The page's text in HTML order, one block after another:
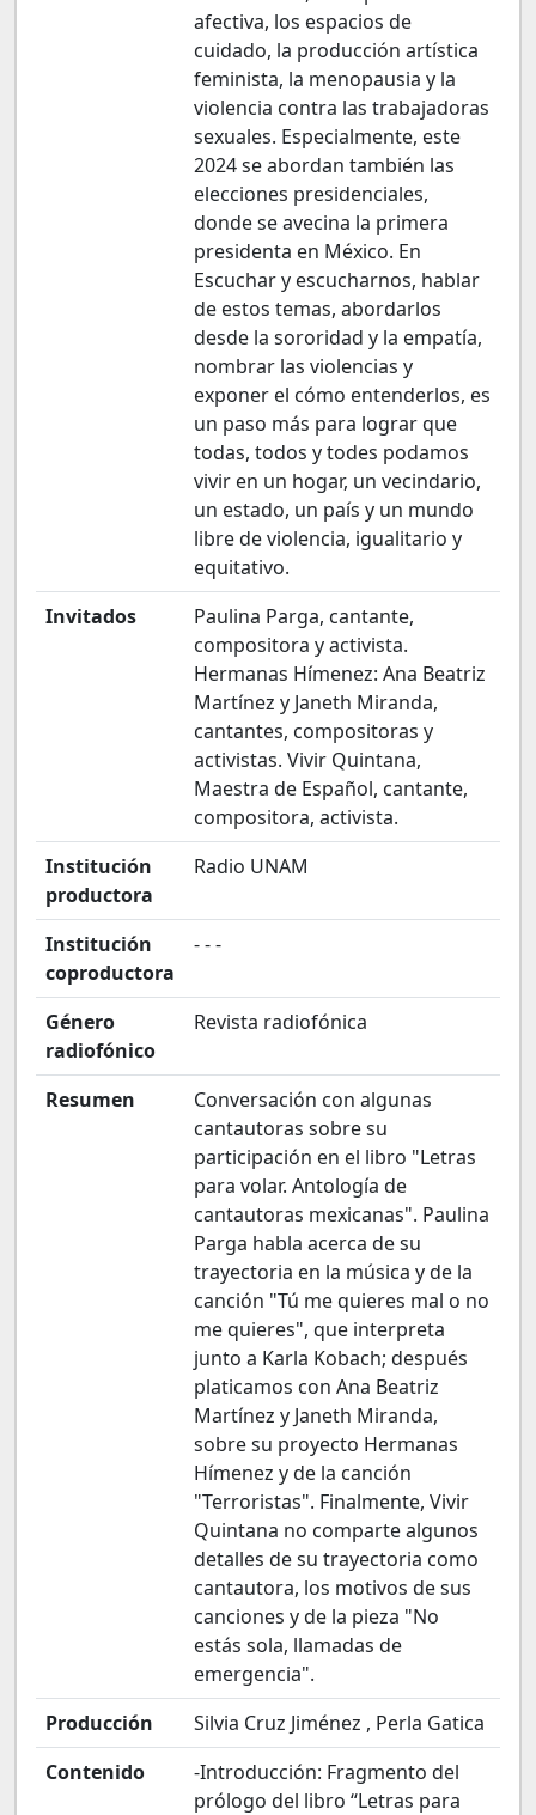
afectiva, los espacios de
cuidado, la producción artística
feminista, la menopausia y la
violencia contra las trabajadoras
sexuales. Especialmente, este
2024 se abordan también las
elecciones presidenciales,
donde se avecina la primera
presidenta en México. En
Escuchar y escucharnos, hablar
de estos temas, abordarlos
desde la sororidad y la empatía,
nombrar las violencias y
exponer el cómo entenderlos, es
un paso más para lograr que
todas, todos y todes podamos
vivir en un hogar, un vecindario,
un estado, un país y un mundo
libre de violencia, igualitario y
equitativo.
Invitados
Paulina Parga, cantante,
compositora y activista.
Hermanas Hímenez: Ana Beatriz
Martínez y Janeth Miranda,
cantantes, compositoras y
activistas. Vivir Quintana,
Maestra de Español, cantante,
compositora, activista.
Institución
productora
Radio UNAM
Institución
coproductora
- - -
Género
radiofónico
Revista radiofónica
Resumen
Conversación con algunas
cantautoras sobre su
participación en el libro "Letras
para volar. Antología de
cantautoras mexicanas". Paulina
Parga habla acerca de su
trayectoria en la música y de la
canción "Tú me quieres mal o no
me quieres", que interpreta
junto a Karla Kobach; después
platicamos con Ana Beatriz
Martínez y Janeth Miranda,
sobre su proyecto Hermanas
Hímenez y de la canción
"Terroristas". Finalmente, Vivir
Quintana no comparte algunos
detalles de su trayectoria como
cantautora, los motivos de sus
canciones y de la pieza "No
estás sola, llamadas de
emergencia".
Producción
Silvia Cruz Jiménez , Perla Gatica
Contenido
-Introducción: Fragmento del
prólogo del libro “Letras para